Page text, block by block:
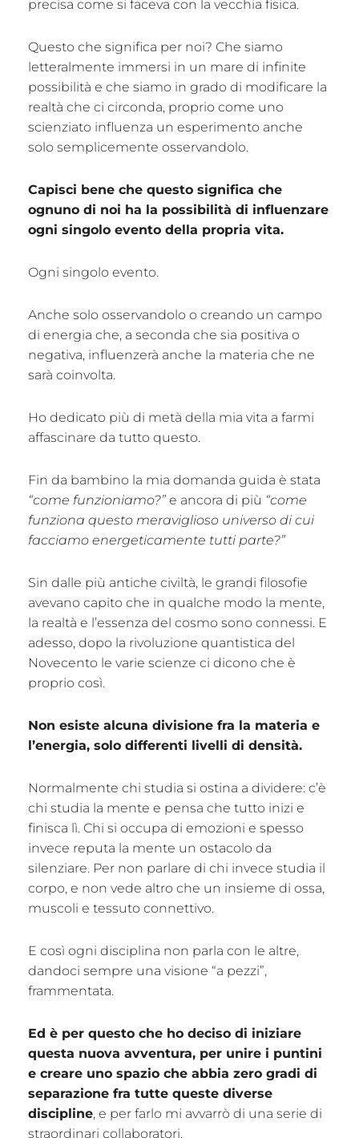
precisa come si faceva con la vecchia fisica.
Questo che significa per noi? Che siamo
letteralmente immersi in un mare di infinite
possibilità e che siamo in grado di modificare la
realtà che ci circonda, proprio come uno
scienziato influenza un esperimento anche
solo semplicemente osservandolo.
Capisci bene che questo significa che
ognuno di noi ha la possibilità di influenzare
ogni singolo evento della propria vita.
Ogni singolo evento.
Anche solo osservandolo o creando un campo
di energia che, a seconda che sia positiva o
negativa, influenzerà anche la materia che ne
sarà coinvolta.
Ho dedicato più di metà della mia vita a farmi
affascinare da tutto questo.
Fin da bambino la mia domanda guida è stata
“come funzioniamo?” e ancora di più “come
funziona questo meraviglioso universo di cui
facciamo energeticamente tutti parte?”
Sin dalle più antiche civiltà, le grandi filosofie
avevano capito che in qualche modo la mente,
la realtà e l’essenza del cosmo sono connessi. E
adesso, dopo la rivoluzione quantistica del
Novecento le varie scienze ci dicono che è
proprio così.
Non esiste alcuna divisione fra la materia e
l’energia, solo differenti livelli di densità.
Normalmente chi studia si ostina a dividere: c’è
chi studia la mente e pensa che tutto inizi e
finisca lì. Chi si occupa di emozioni e spesso
invece reputa la mente un ostacolo da
silenziare. Per non parlare di chi invece studia il
corpo, e non vede altro che un insieme di ossa,
muscoli e tessuto connettivo.
E così ogni disciplina non parla con le altre,
dandoci sempre una visione “a pezzi”,
frammentata.
Ed è per questo che ho deciso di iniziare
questa nuova avventura, per unire i puntini
e creare uno spazio che abbia zero gradi di
separazione fra tutte queste diverse
discipline, e per farlo mi avvarrò di una serie di
straordinari collaboratori.